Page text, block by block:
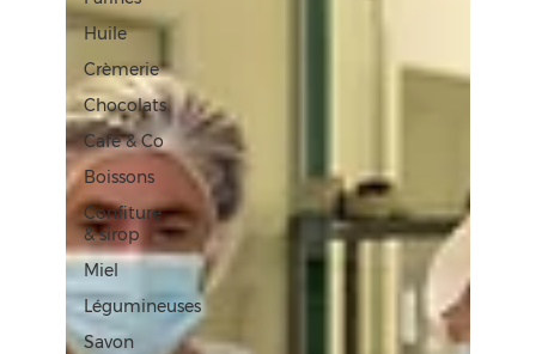
Huile
Crèmerie
Chocolats
Café & Co
Boissons
Confiture
& sirop
Miel
Légumineuses
Savon